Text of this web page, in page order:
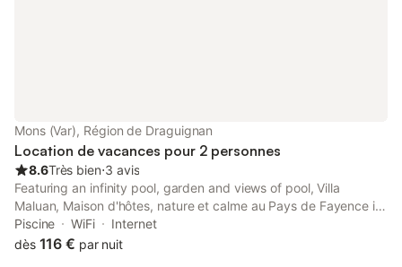
Mons (Var), Région de Draguignan
Location de vacances pour 2 personnes
8.6Très bien⋅3 avis
Featuring an infinity pool, garden and views of pool, Villa
Maluan, Maison d'hôtes, nature et calme au Pays de Fayence is
located in Mons, 26 km from Parfumerie Fragonard - The
History Factory in Grasse.
Piscine WiFi
Internet
dès 116 € par nuit